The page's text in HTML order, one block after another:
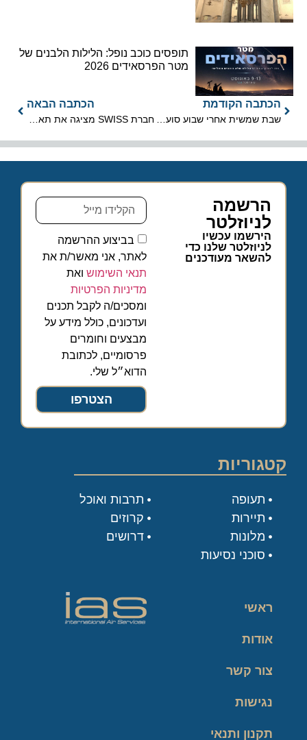
תופסים כוכב נופל: הלילות הלבנים של
מטר הפרסאידים 2026
הכתבה הקודמת
שבת שמשית אחרי שבוע סוער, הוציאה את המטיילים לטבע
הכתבה הבאה
חברת SWISS מציגה את תא הנוסעים החדשני 'איירספייס'
הרשמה
לניוזלטר
הירשמו עכשיו
לניוזלטר שלנו כדי
להשאר מעודכנים
בביצוע ההרשמה
לאתר, אני מאשר/ת את
תנאי השימושואת
מדיניות הפרטיות
ומסכים/ה לקבל תכנים
ועדכונים, כולל מידע על
מבצעים וחומרים
פרסומיים, לכתובת
הדוא״ל שלי.
הצטרפו
קטגוריות
תעופה
תיירות
מלונות
סוכני נסיעות
תרבות ואוכל
קרוזים
דרושים
ראשי
אודות
צור קשר
נגישות
תקנון ותנאי